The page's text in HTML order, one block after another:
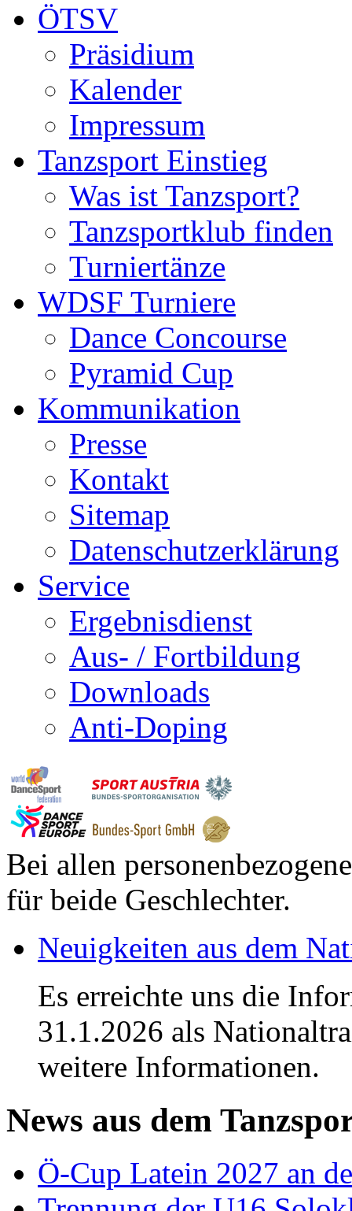
ÖTSV
Präsidium
Kalender
Impressum
Tanzsport Einstieg
Was ist Tanzsport?
Tanzsportklub finden
Turniertänze
WDSF Turniere
Dance Concourse
Pyramid Cup
Kommunikation
Presse
Kontakt
Sitemap
Datenschutzerklärung
Service
Ergebnisdienst
Aus- / Fortbildung
Downloads
Anti-Doping
Bei allen
für beide Geschlechter.
Neuigkeiten aus dem
Es erreichte uns die
31.1.2026 als
weitere Informationen.
News aus dem
Ö-Cup Latein 2027 an